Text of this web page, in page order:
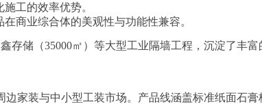
工的效率优势。
商业综合体的美观性与功能性兼容。
存储（35000㎡）等大型工业隔墙工程，沉淀了丰富
家装与中小型工装市场。产品线涵盖标准纸面石